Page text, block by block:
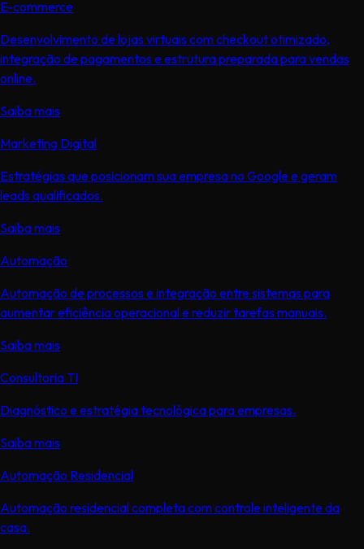
E-commerce
Desenvolvimento de lojas virtuais com checkout otimizado,
integração de pagamentos e estrutura preparada para vendas
online.
Saiba mais
Marketing Digital
Estratégias que posicionam sua empresa no Google e geram
leads qualificados.
Saiba mais
Automação
Automação de processos e integração entre sistemas para
aumentar eficiência operacional e reduzir tarefas manuais.
Saiba mais
Consultoria TI
Diagnóstico e estratégia tecnológica para empresas.
Saiba mais
Automação Residencial
Automação residencial completa com controle inteligente da
casa.